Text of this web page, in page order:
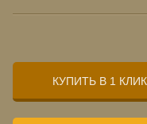
КУПИТЬ В 1 КЛИК